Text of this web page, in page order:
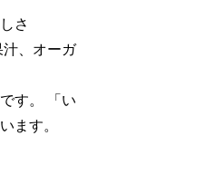
さ
、オーガ
す。 「い
ます。